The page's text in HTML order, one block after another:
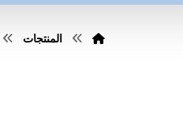
المنتجات